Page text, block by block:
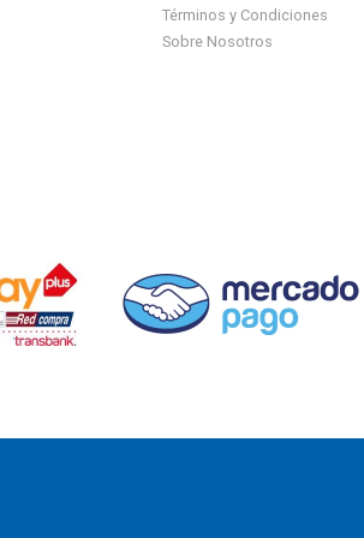
Términos y Condiciones
Sobre Nosotros